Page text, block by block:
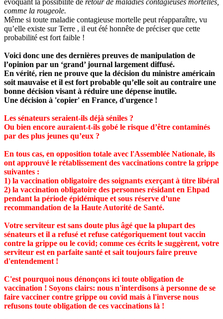
évoquant la possibilité de retour de maladies contagieuses mortelles,
comme la rougeole.
Même si toute maladie contagieuse mortelle peut réapparaître, vu
qu’elle existe sur Terre , il eut été honnête de préciser que cette
probabilité est fort faible !
Voici donc une des dernières preuves de manipulation de
l’opinion par un ‘grand’ journal largement diffusé.
En vérité, rien ne prouve que la décision du ministre américain
soit mauvaise et il est fort probable qu’elle soit au contraire une
bonne décision visant à réduire une dépense inutile.
Une décision à 'copier' en France, d'urgence !
Les sénateurs seraient-ils déjà séniles ?
Ou bien encore auraient-t-ils gobé le risque d’être contaminés
par des plus jeunes qu’eux ?
En tous cas, en opposition totale avec l'Assemblée Nationale, ils
ont approuvé le rétablissement des vaccinations contre la grippe
suivantes :
1) la vaccination obligatoire des soignants exerçant à titre libéral
2) la vaccination obligatoire des personnes résidant en Ehpad
pendant la période épidémique et sous réserve d’une
recommandation de la Haute Autorité de Santé.
Votre serviteur est sans doute plus âgé que la plupart des
sénateurs et il a refusé et refuse catégoriquement tout vaccin
contre la grippe ou le covid; comme ces écrits le suggèrent, votre
serviteur est en parfaite santé et sait toujours faire preuve
d'entendement !
C'est pourquoi nous dénonçons ici toute obligation de
vaccination ! Soyons clairs: nous n'interdisons à personne de se
faire vacciner contre grippe ou covid mais à l'inverse nous
refusons toute obligation de ces vaccinations là !